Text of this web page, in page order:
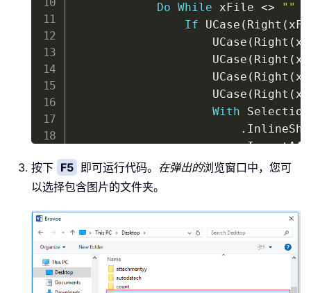
Do While xFile <>
""
If UCase ( Right (
                    UCase
( Right (
                    UCase
( Right (
                    UCase
( Right (
                    UCase
( Right (
With Selection
.
.
.
End With
End
If
                xFile
Dir( )
End
按下 F5 即可运行代码。 在弹出的浏览窗口中，您可
以选择包含图片的文件夹。